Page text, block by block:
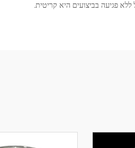
פגיעה בביצועים היא קריטית.